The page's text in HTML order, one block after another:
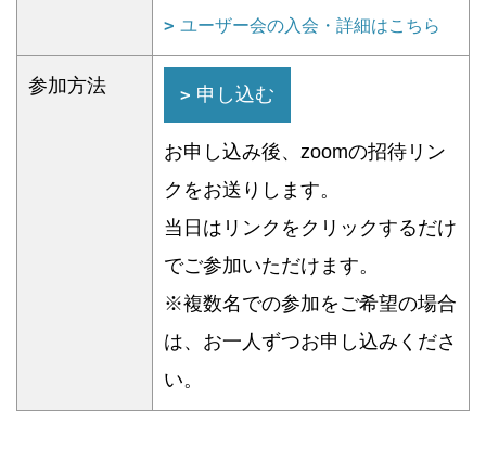
ユーザー会の入会・詳細はこちら
参加方法 申し込む
お申し込み後、zoomの招待リン
クをお送りします。
当日はリンクをクリックするだけ
でご参加いただけます。
※複数名での参加をご希望の場合
は、お一人ずつお申し込みくださ
い。